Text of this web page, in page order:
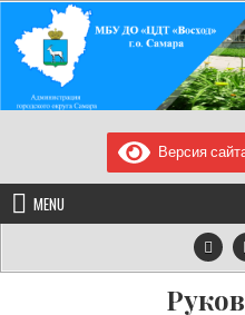
content
ДЕТСКОГО
"ВОСХОД"
МБУ ДО "ЦДТ "Восход" г.о.
Самара, улица Блюхера,
Версия
MENU